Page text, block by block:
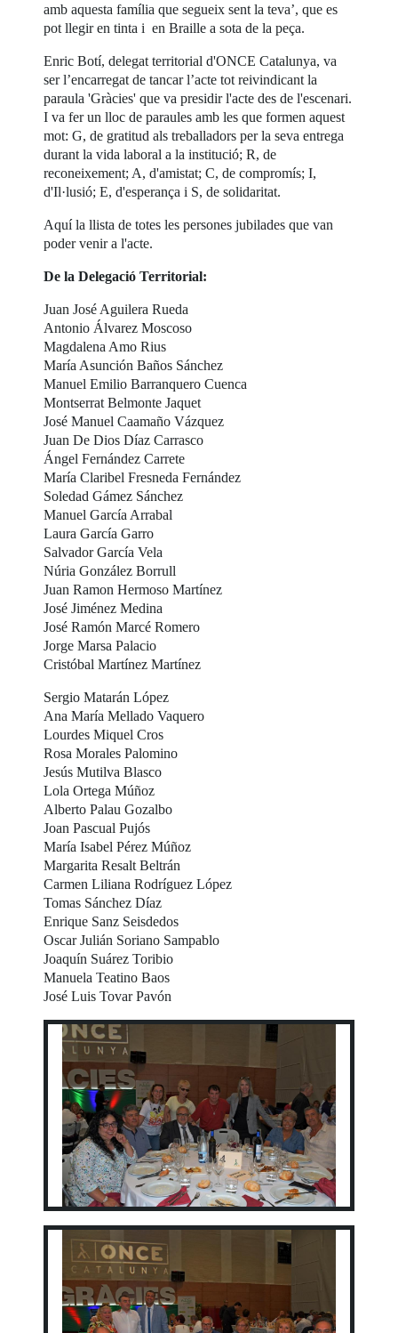
amb aquesta família que segueix sent la teva’, que es
pot llegir en tinta i en Braille a sota de la peça.
Enric Botí, delegat territorial d'ONCE Catalunya, va
ser l’encarregat de tancar l’acte tot reivindicant la
paraula 'Gràcies' que va presidir l'acte des de l'escenari.
I va fer un lloc de paraules amb les que formen aquest
mot: G, de gratitud als treballadors per la seva entrega
durant la vida laboral a la institució; R, de
reconeixement; A, d'amistat; C, de compromís; I,
d'Il·lusió; E, d'esperança i S, de solidaritat.
Aquí la llista de totes les persones jubilades que van
poder venir a l'acte.
De la Delegació Territorial:
Juan José Aguilera Rueda
Antonio Álvarez Moscoso
Magdalena Amo Rius
María Asunción Baños Sánchez
Manuel Emilio Barranquero Cuenca
Montserrat Belmonte Jaquet
José Manuel Caamaño Vázquez
Juan De Dios Díaz Carrasco
Ángel Fernández Carrete
María Claribel Fresneda Fernández
Soledad Gámez Sánchez
Manuel García Arrabal
Laura García Garro
Salvador García Vela
Núria González Borrull
Juan Ramon Hermoso Martínez
José Jiménez Medina
José Ramón Marcé Romero
Jorge Marsa Palacio
Cristóbal Martínez Martínez
Sergio Matarán López
Ana María Mellado Vaquero
Lourdes Miquel Cros
Rosa Morales Palomino
Jesús Mutilva Blasco
Lola Ortega Múñoz
Alberto Palau Gozalbo
Joan Pascual Pujós
María Isabel Pérez Múñoz
Margarita Resalt Beltrán
Carmen Liliana Rodríguez López
Tomas Sánchez Díaz
Enrique Sanz Seisdedos
Oscar Julián Soriano Sampablo
Joaquín Suárez Toribio
Manuela Teatino Baos
José Luis Tovar Pavón